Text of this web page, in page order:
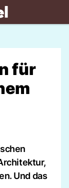
für
Und das